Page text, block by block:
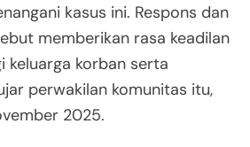
kasus ini. Respons dan
memberikan rasa keadilan
keluarga korban serta
perwakilan komunitas itu,
2025.